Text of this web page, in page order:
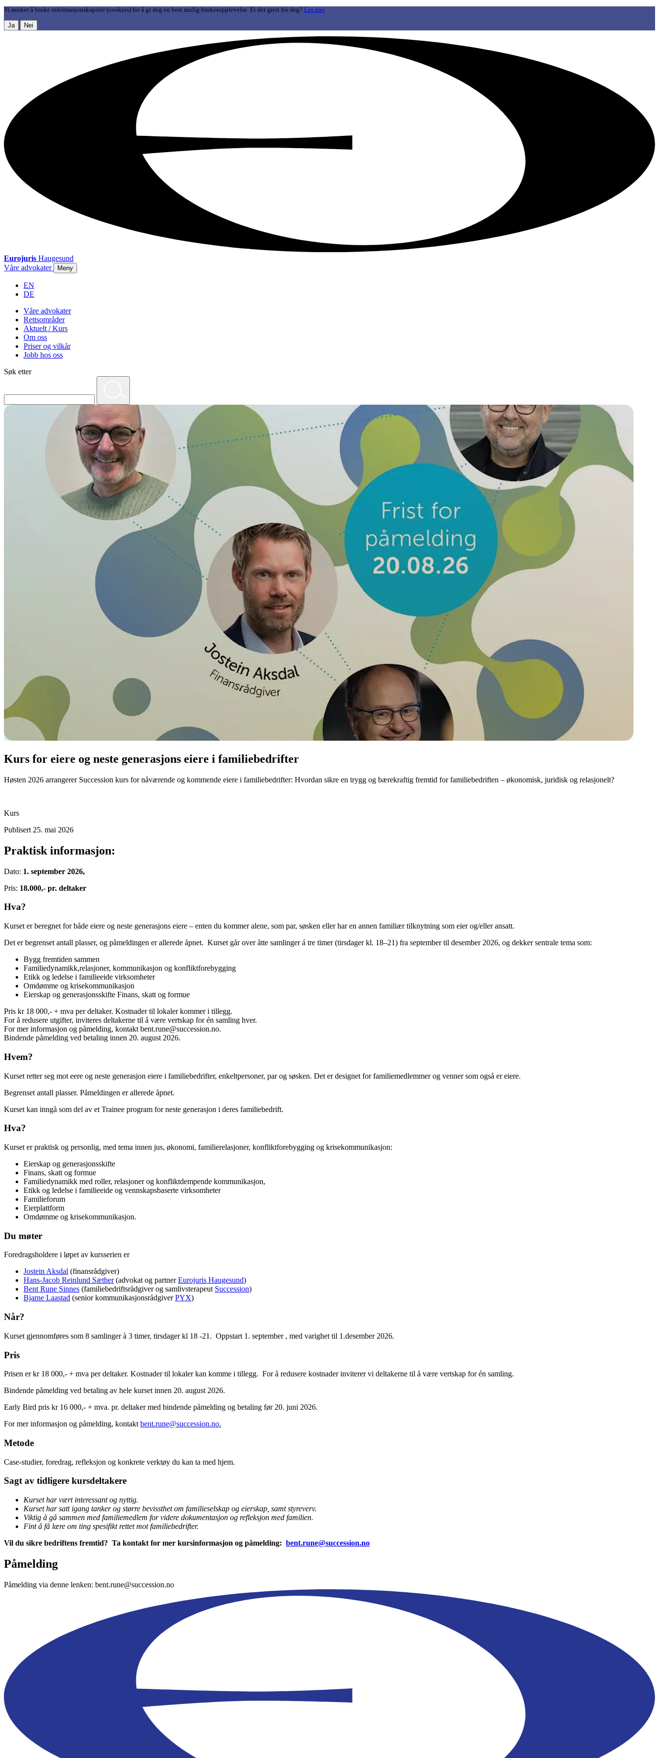
Vi ønsker å bruke informasjonskapsler (cookies) for å gi deg en best mulig brukeropplevelse. Er det greit for deg? Les mer
Ja Nei
Eurojuris Haugesund
Våre advokater
Meny
EN
DE
Våre advokater
Rettsområder
Aktuelt / Kurs
Om oss
Priser og vilkår
Jobb hos oss
Søk etter
Kurs for eiere og neste generasjons eiere i familiebedrifter
Høsten 2026 arrangerer Succession kurs for nåværende og kommende eiere i familiebedrifter: Hvordan sikre en trygg og bærekraftig fremtid for familiebedriften – økonomisk, juridisk og relasjonelt?
Kurs
Publisert 25. mai 2026
Praktisk informasjon:
Dato: 1. september 2026,
Pris: 18.000,- pr. deltaker
Hva?
Kurset er beregnet for både eiere og neste generasjons eiere – enten du kommer alene, som par, søsken eller har en annen familiær tilknytning som eier og/eller ansatt.
Det er begrenset antall plasser, og påmeldingen er allerede åpnet. Kurset går over åtte samlinger á tre timer (tirsdager kl. 18–21) fra september til desember 2026, og dekker sentrale tema som:
Bygg fremtiden sammen
Familiedynamikk,relasjoner, kommunikasjon og konfliktforebygging
Etikk og ledelse i familieeide virksomheter
Omdømme og krisekommunikasjon
Eierskap og generasjonsskifte Finans, skatt og formue
Pris kr 18 000,- + mva per deltaker. Kostnader til lokaler kommer i tillegg.
For å redusere utgifter, inviteres deltakerne til å være vertskap for én samling hver.
For mer informasjon og påmelding, kontakt bent.rune@succession.no.
Bindende påmelding ved betaling innen 20. august 2026.
Hvem?
Kurset retter seg mot eere og neste generasjon eiere i familiebedrifter, enkeltpersoner, par og søsken. Det er designet for familiemedlemmer og venner som også er eiere.
Begrenset antall plasser. Påmeldingen er allerede åpnet.
Kurset kan inngå som del av et Trainee program for neste generasjon i deres familiebedrift.
Hva?
Kurset er praktisk og personlig, med tema innen jus, økonomi, familierelasjoner, konfliktforebygging og krisekommunikasjon:
Eierskap og generasjonsskifte
Finans, skatt og formue
Familiedynamikk med roller, relasjoner og konfliktdempende kommunikasjon,
Etikk og ledelse i familieeide og vennskapsbaserte virksomheter
Familieforum
Eierplattform
Omdømme og krisekommunikasjon.
Du møter
Foredragsholdere i løpet av kursserien er
Jostein Aksdal (finansrådgiver)
Hans-Jacob Reinlund Sæther(advokat og partnerEurojuris Haugesund)
Bent Rune Sinnes (familiebedriftsrådgiver og samlivsterapeut Succession)
Bjarne Laastad (senior kommunikasjonsrådgiverPYX)
Når?
Kurset gjennomføres som 8 samlinger à 3 timer, tirsdager kl 18 -21. Oppstart 1. september , med varighet til 1.desember 2026.
Pris
Prisen er kr 18 000,- + mva per deltaker. Kostnader til lokaler kan komme i tillegg. For å redusere kostnader inviterer vi deltakerne til å være vertskap for én samling.
Bindende påmelding ved betaling av hele kurset innen 20. august 2026.
Early Bird pris kr 16 000,- + mva. pr. deltaker med bindende påmelding og betaling før 20. juni 2026.
For mer informasjon og påmelding, kontakt bent.rune@succession.no.
Metode
Case-studier, foredrag, refleksjon og konkrete verktøy du kan ta med hjem.
Sagt av tidligere kursdeltakere
Kurset har vært interessant og nyttig.
Kurset har satt igang tanker og større bevissthet om familieselskap og eierskap, samt styreverv.
Viktig å gå sammen med familiemedlem for videre dokumentasjon og refleksjon med familien.
Fint å få lære om ting spesifikt rettet mot familiebedrifter.
Vil du sikre bedriftens fremtid? Ta kontakt for mer kursinformasjon og påmelding: bent.rune@succession.no
Påmelding
Påmelding via denne lenken: bent.rune@succession.no